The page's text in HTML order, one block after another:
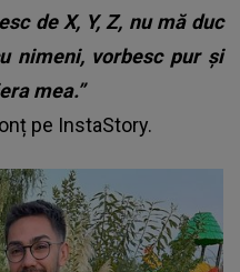
de X, Y, Z, nu mă duc
nimeni, vorbesc pur și
mea.”
pe InstaStory.